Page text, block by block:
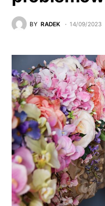
BY RADEK 14/09/2023